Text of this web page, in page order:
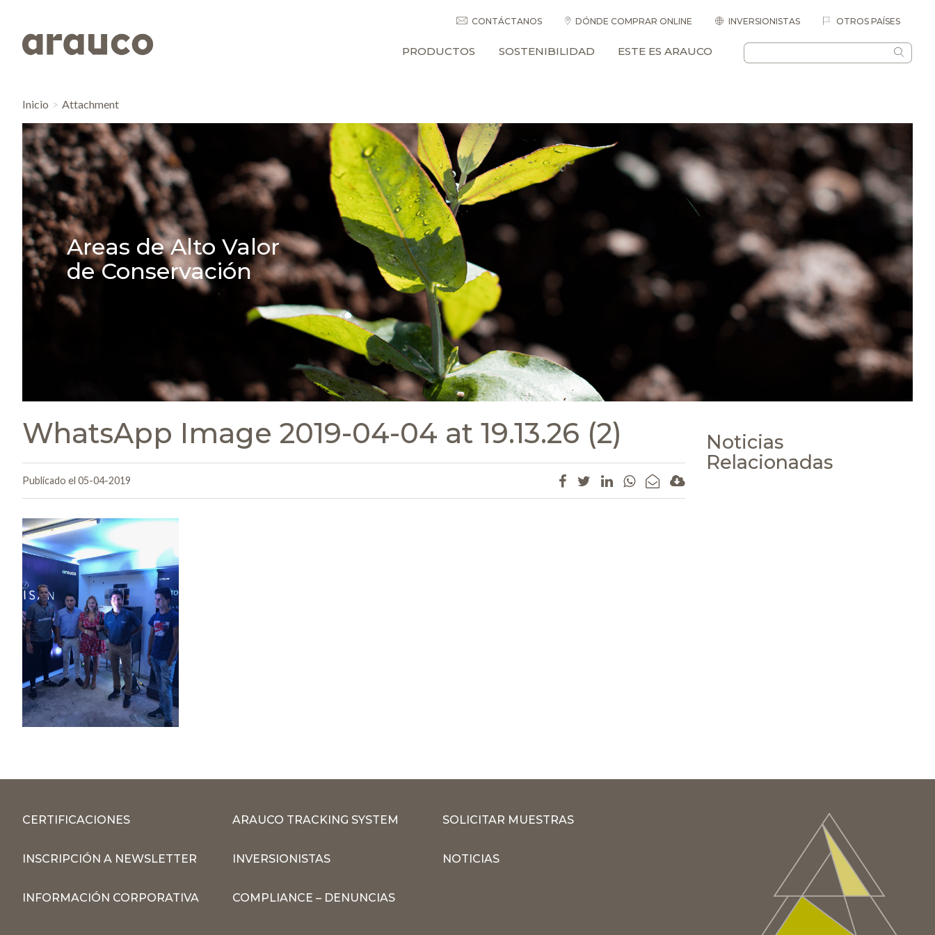
CONTÁCTANOS DÓNDE COMPRAR ONLINE INVERSIONISTAS OTROS PAÍSES
PRODUCTOS SOSTENIBILIDAD ESTE ES ARAUCO
Inicio Attachment
Areas de Alto Valor
de Conservación
WhatsApp Image 2019-04-04 at 19.13.26 (2)
Publicado el 05-04-2019
Noticias
Relacionadas
CERTIFICACIONES ARAUCO TRACKING SYSTEM SOLICITAR MUESTRAS
INSCRIPCIÓN A NEWSLETTER INVERSIONISTAS NOTICIAS
INFORMACIÓN CORPORATIVA COMPLIANCE – DENUNCIAS